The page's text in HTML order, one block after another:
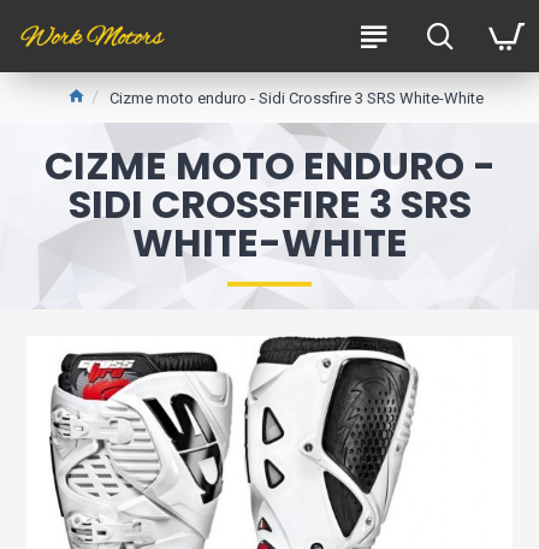
Cizme moto enduro - Sidi Crossfire 3 SRS White-White
CIZME MOTO ENDURO -
SIDI CROSSFIRE 3 SRS
WHITE-WHITE